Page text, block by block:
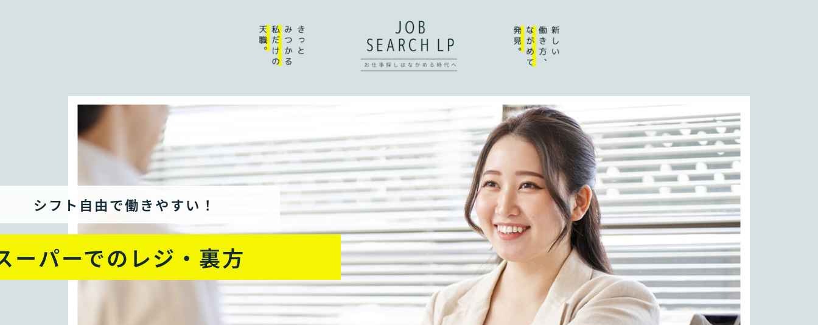
シフト自由で働きやすい！
ーパーでのレジ・裏方